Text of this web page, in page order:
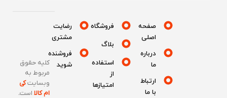
صفحه
درباره
ارتباط
فروشگاه
بلاگ
استفاده
امتیازها
رضایت
مشتری
فروشنده
شوید
کلیه حقوق
مربوط به
وبسایتکی
ام کالااست.